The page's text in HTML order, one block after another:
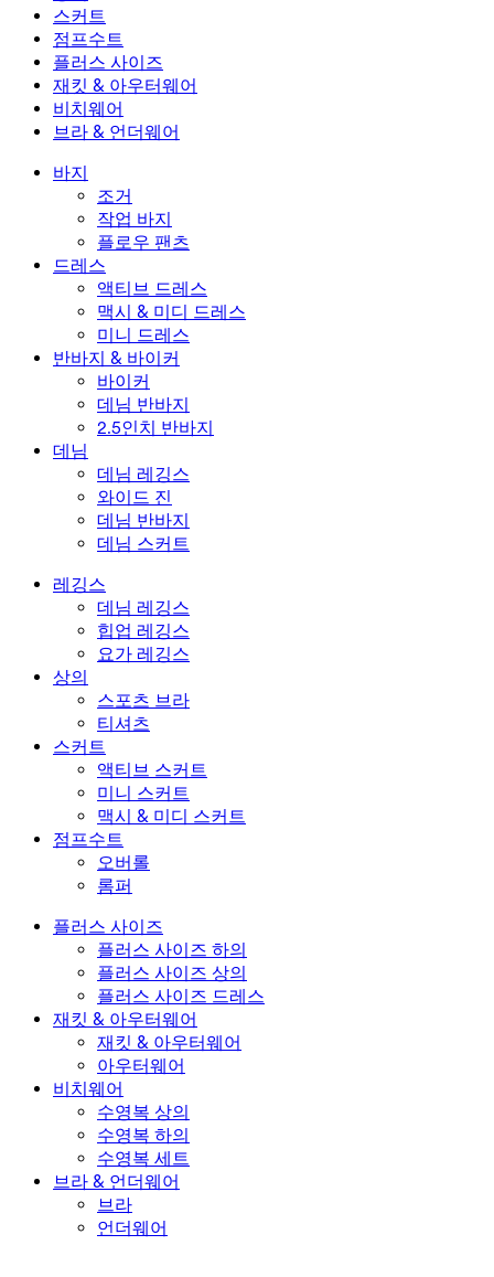
2.5인치 반바지
와이드 진
데님 반바지
데님 스커트
데님 레깅스
힙업 레깅스
요가 레깅스
상의
스포츠 브라
티셔츠
스커트
스커트
액티브 스커트
미니 스커트
맥시 & 미디 스커트
점프수트
점프수트
오버롤
롬퍼
플러스 사이즈
플러스 사이즈
플러스 사이즈 하의
플러스 사이즈 상의
플러스 사이즈 드레스
재킷 & 아우터웨어
재킷 & 아우터웨어
재킷 & 아우터웨어
아우터웨어
비치웨어
비치웨어
수영복 상의
수영복 세트
브라 & 언더웨어
브라 & 언더웨어
언더웨어
바지
조거
작업 바지
플로우 팬츠
드레스
액티브 드레스
맥시 & 미디 드레스
미니 드레스
반바지 & 바이커
바이커
데님 반바지
2.5인치 반바지
데님
데님 레깅스
와이드 진
데님 반바지
데님 스커트
레깅스
데님 레깅스
힙업 레깅스
요가 레깅스
상의
스포츠 브라
티셔츠
스커트
액티브 스커트
미니 스커트
맥시 & 미디 스커트
점프수트
오버롤
롬퍼
플러스 사이즈
플러스 사이즈 하의
플러스 사이즈 상의
플러스 사이즈 드레스
재킷 & 아우터웨어
재킷 & 아우터웨어
아우터웨어
비치웨어
수영복 상의
수영복 하의
수영복 세트
브라 & 언더웨어
브라
언더웨어